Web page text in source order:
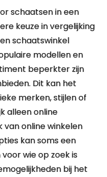
schaatsen in een
keuze in vergelijking
schaatswinkel
modellen en
beperkter zijn
Dit kan het
merken, stijlen of
alleen online
van online winkelen
kan soms een
wie op zoek is
bij het